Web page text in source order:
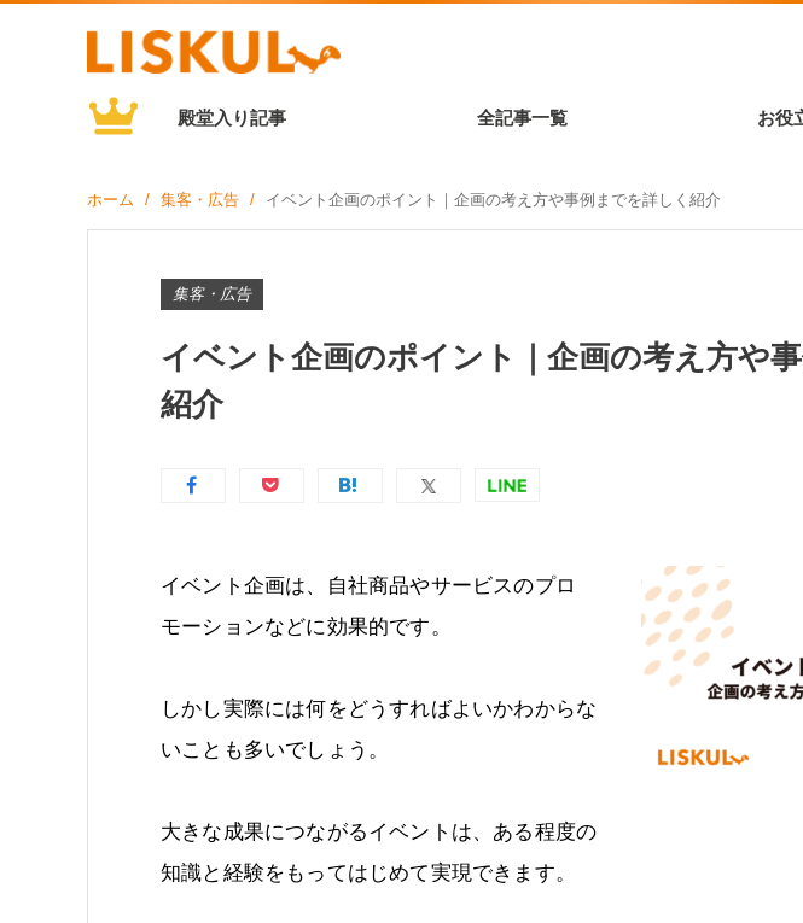
殿堂入り記事 全記事一覧 お役
ホーム 集客・広告 イベント企画のポイント｜企画の考え方や事例までを詳しく紹介
集客・広告
イベント企画のポイント｜企画の考え方や
紹介
イベント企画は、自社商品やサービスのプロ
モーションなどに効果的です。
しかし実際には何をどうすればよいかわからな
いことも多いでしょう。
大きな成果につながるイベントは、ある程度の
知識と経験をもってはじめて実現できます。